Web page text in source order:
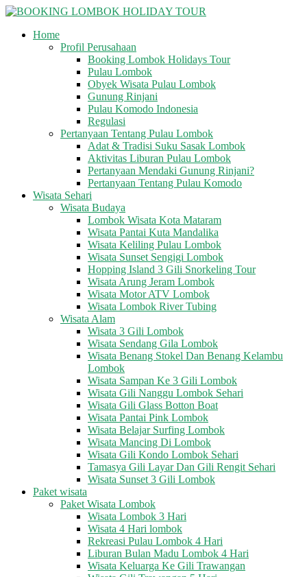
Skip
content
BOOKING
LOMBOK
Home
Profil Perusahaan
Booking Lombok Holidays Tour
Pulau Lombok
Obyek Wisata Pulau Lombok
Gunung Rinjani
Pulau Komodo Indonesia
Regulasi
Pertanyaan Tentang Pulau Lombok
Adat & Tradisi Suku Sasak Lombok
Aktivitas Liburan Pulau Lombok
Pertanyaan Mendaki Gunung Rinjani?
Pertanyaan Tentang Pulau Komodo
Wisata Sehari
Wisata Budaya
Lombok Wisata Kota Mataram
Wisata Pantai Kuta Mandalika
Wisata Keliling Pulau Lombok
Wisata Sunset Sengigi Lombok
Hopping Island 3 Gili Snorkeling Tour
Wisata Arung Jeram Lombok
Wisata Motor ATV Lombok
Wisata Lombok River Tubing
Wisata Alam
Wisata 3 Gili Lombok
Wisata Sendang Gila Lombok
Wisata Benang Stokel Dan Benang Kelambu
Lombok
Wisata Sampan Ke 3 Gili Lombok
Wisata Gili Nanggu Lombok Sehari
Wisata Gili Glass Botton Boat
Wisata Pantai Pink Lombok
Wisata Belajar Surfing Lombok
Wisata Mancing Di Lombok
Wisata Gili Kondo Lombok Sehari
Tamasya Gili Layar Dan Gili Rengit Sehari
Wisata Sunset 3 Gili Lombok
Paket wisata
Paket Wisata Lombok
Wisata Lombok 3 Hari
Wisata 4 Hari lombok
Rekreasi Pulau Lombok 4 Hari
Liburan Bulan Madu Lombok 4 Hari
Wisata Keluarga Ke Gili Trawangan